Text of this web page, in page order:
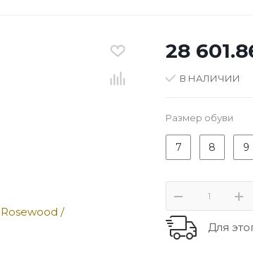
28
В НАЛИЧИИ
Размер обуви
7 8 9
Для